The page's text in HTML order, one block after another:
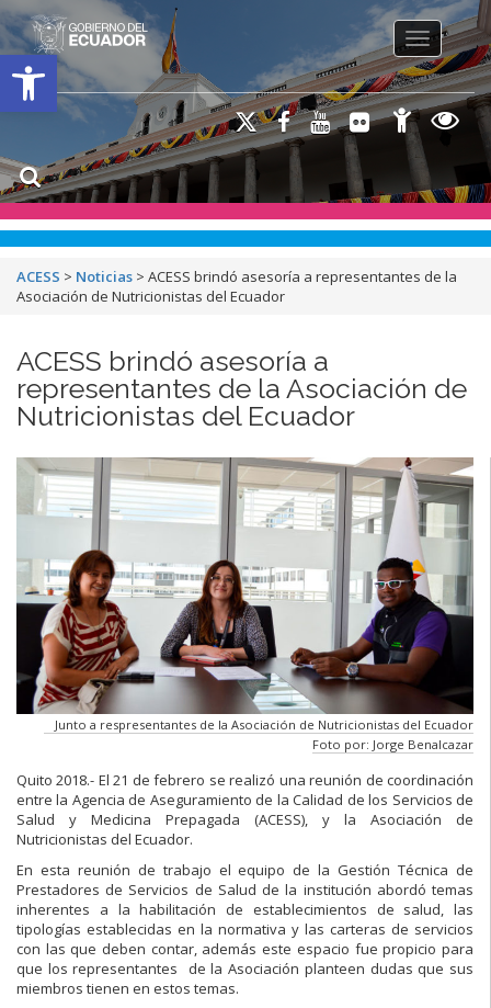
Open toolbar
Toggle
ACESS > Noticias > ACESS brindó asesoría a representantes de la
Asociación de Nutricionistas del Ecuador
ACESS brindó asesoría a
representantes de la Asociación de
Nutricionistas del Ecuador
Junto a respresentantes de la Asociación de Nutricionistas del Ecuador
Foto por: Jorge Benalcazar
Quito 2018.- El 21 de febrero se realizó una reunión de coordinación
entre la Agencia de Aseguramiento de la Calidad de los Servicios de
Salud y Medicina Prepagada (ACESS), y la Asociación de
Nutricionistas del Ecuador.
En esta reunión de trabajo el equipo de la Gestión Técnica de
Prestadores de Servicios de Salud de la institución abordó temas
inherentes a la habilitación de establecimientos de salud, las
tipologías establecidas en la normativa y las carteras de servicios
con las que deben contar, además este espacio fue propicio para
que los representantes de la Asociación planteen dudas que sus
miembros tienen en estos temas.